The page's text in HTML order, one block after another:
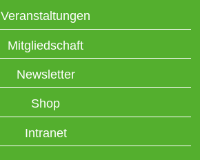
Veranstaltungen
Mitgliedschaft
Newsletter
Shop
Intranet